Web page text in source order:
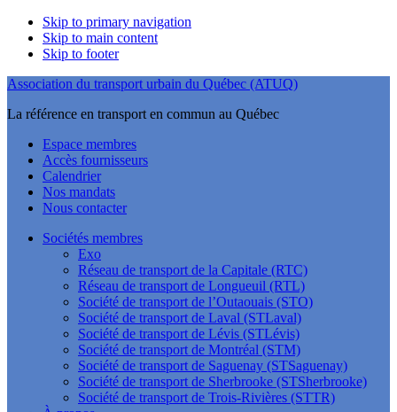
Skip to primary navigation
Skip to main content
Skip to footer
Association du transport urbain du Québec (ATUQ)
La référence en transport en commun au Québec
Espace membres
Accès fournisseurs
Calendrier
Nos mandats
Nous contacter
Sociétés membres
Exo
Réseau de transport de la Capitale (RTC)
Réseau de transport de Longueuil (RTL)
Société de transport de l’Outaouais (STO)
Société de transport de Laval (STLaval)
Société de transport de Lévis (STLévis)
Société de transport de Montréal (STM)
Société de transport de Saguenay (STSaguenay)
Société de transport de Sherbrooke (STSherbrooke)
Société de transport de Trois-Rivières (STTR)